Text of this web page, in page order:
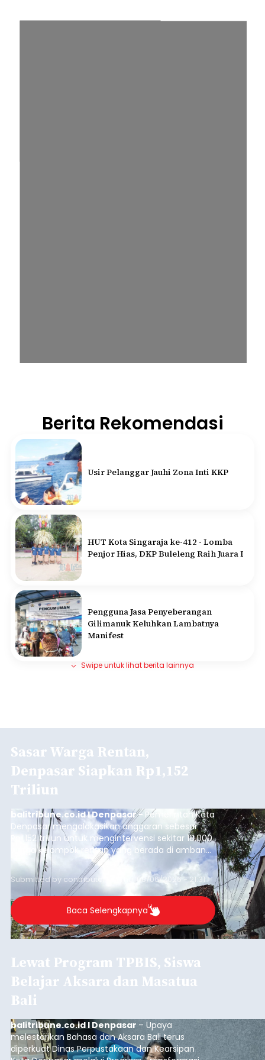
Berita Rekomendasi
Usir Pelanggar Jauhi Zona Inti KKP
HUT Kota Singaraja ke-412 - Lomba
Penjor Hias, DKP Buleleng Raih Juara I
Pengguna Jasa Penyeberangan
Gilimanuk Keluhkan Lambatnya
Manifest
Swipe untuk lihat berita lainnya
Sasar Warga Rentan,
Denpasar Siapkan Rp1,152
Triliun
balitribune.co.id I Denpasar - Pemerintah Kota
Denpasar mengalokasikan anggaran sebesar
Rp1,152 triliun untuk mengintervensi sekitar 18.000
warga kelompok rentan yang berada di ambang
garis kemiskinan. Langkah strategis ini diambil
guna menjaga masyarakat yang berada pada
kelompok desil 5 dan 6 tersebut agar tidak
merosot ke kategori miskin.
Submitted by contributor Thu, 08/06/2026 - 21:31
Baca Selengkapnya
Lewat Program TPBIS, Siswa
Belajar Aksara dan Masatua
Bali
balitribune.co.id I Denpasar – Upaya
melestarikan Bahasa dan Aksara Bali terus
diperkuat Dinas Perpustakaan dan Kearsipan